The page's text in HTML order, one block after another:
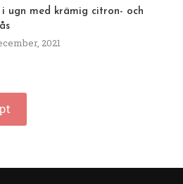
i ugn med krämig citron- och
2021